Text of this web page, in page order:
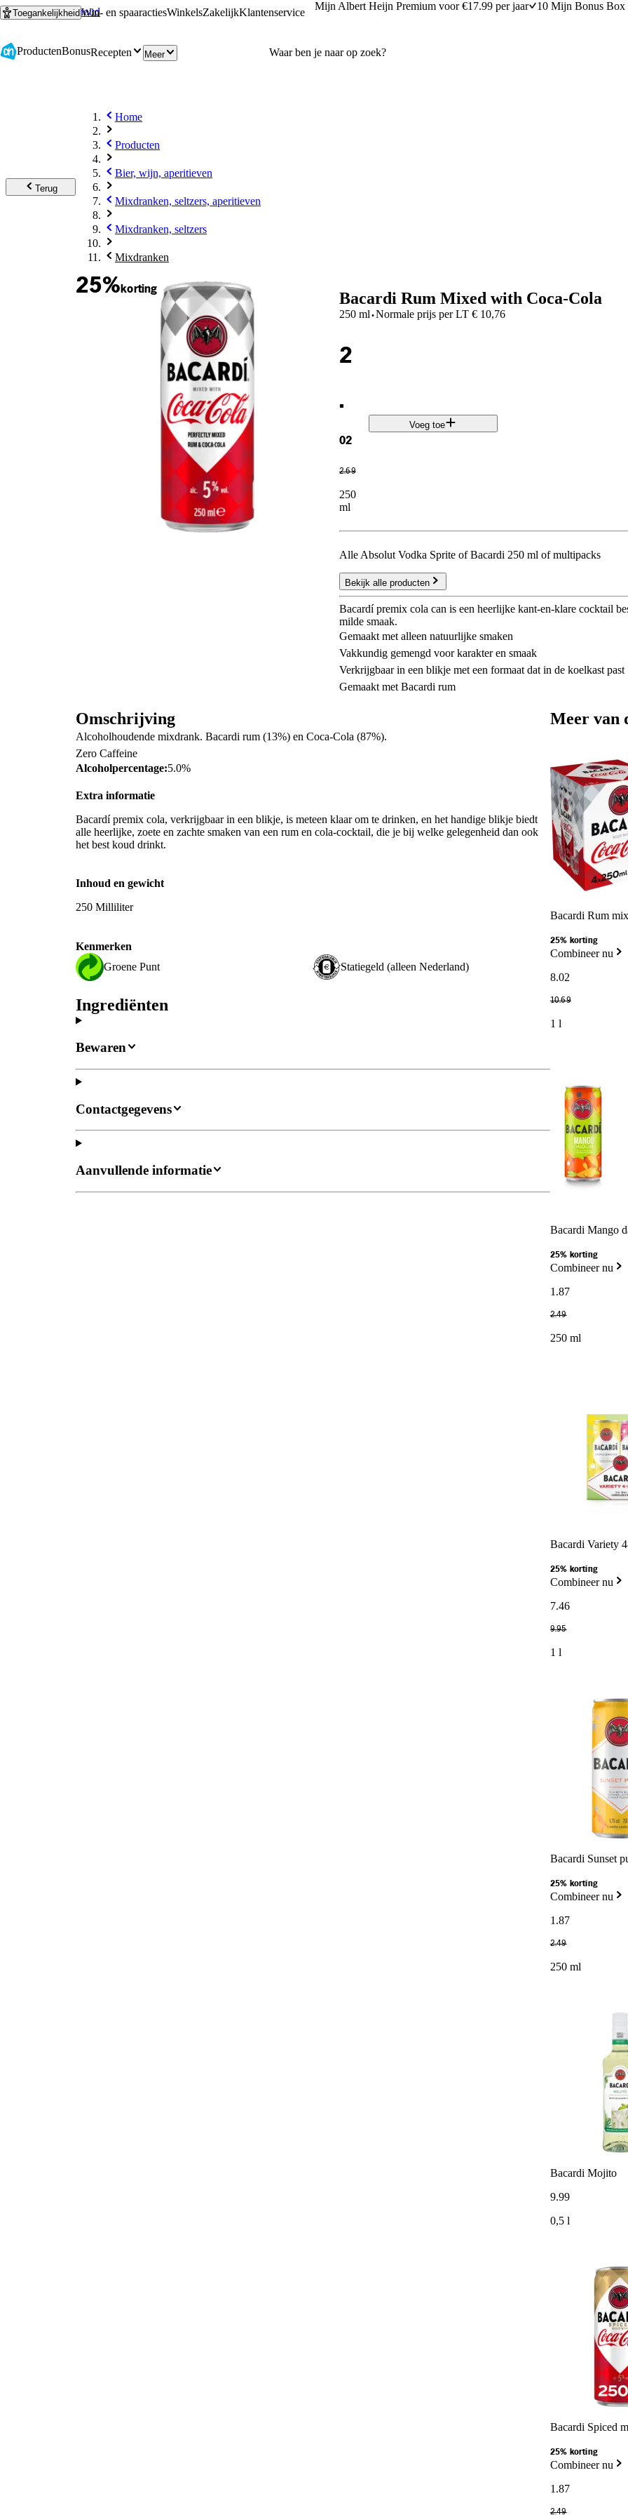
Ga naar hoofdinhoud
Ga naar zoeken
ToegankelijkheidWin- en spaaractiesWinkelsZakelijkKlantenservice
Mijn Albert Heijn Premium voor €17.99 per jaar 10 Mijn Bonus Box
ProductenBonusRecepten Meer
Terug
Home
Producten
Bier, wijn, aperitieven
Mixdranken, seltzers, aperitieven
Mixdranken, seltzers
Mixdranken
25%korting Bacardi Rum Mixed with Coca-Cola
250 ml·Normale prijs per LT€ 10,76
2
.
02
2.69
250
ml
Voeg toe
Alle Absolut Vodka Sprite of Bacardi 250 ml of multipacks
Bekijk alle producten
Bacardí premix cola can is een heerlijke kant-en-klare cocktail
milde smaak.
Gemaakt met alleen natuurlijke smaken
Vakkundig gemengd voor karakter en smaak
Verkrijgbaar in een blikje met een formaat dat in de koelkast past
Gemaakt met Bacardi rum
Omschrijving
Alcoholhoudende mixdrank. Bacardi rum (13%) en Coca-Cola (87%).
Zero Caffeine
Alcoholpercentage:5.0%
Extra informatie
Bacardí premix cola, verkrijgbaar in een blikje, is meteen klaar om te drinken, en het handige blikje biedt
alle heerlijke, zoete en zachte smaken van een rum en cola-cocktail, die je bij welke gelegenheid dan ook
het best koud drinkt.
Inhoud en gewicht
250 Milliliter
Kenmerken
Groene Punt
Statiegeld (alleen Nederland)
Ingrediënten
Bewaren
Contactgegevens
Aanvullende informatie
Meer van
Bacardi Rum
25% korting
Combineer nu
8.02
10.69
1 l
Bacardi Mango
25% korting
Combineer nu
1 .87
2.49
250 ml
Bacardi Variety
25% korting
Combineer nu
7.46
9.95
1 l
Bacardi Sunset
25% korting
Combineer nu
1 .87
2.49
250 ml
Bacardi Mojito
9.99
0,5 l
Bacardi Spiced
25% korting
Combineer nu
1 .87
2.49